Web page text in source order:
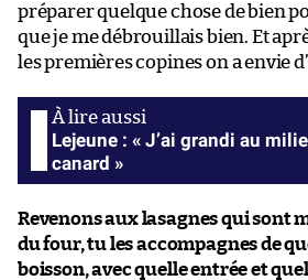
préparer quelque chose de bien
que je me débrouillais bien. Et
les premières copines on a envie
Lejeune : « J’ai grandi au
canard »
Revenons aux lasagnes qui sont
du four, tu les accompagnes de
boisson, avec quelle entrée et